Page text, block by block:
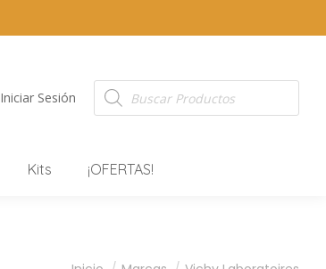
Iniciar Sesión
Kits ¡OFERTAS!